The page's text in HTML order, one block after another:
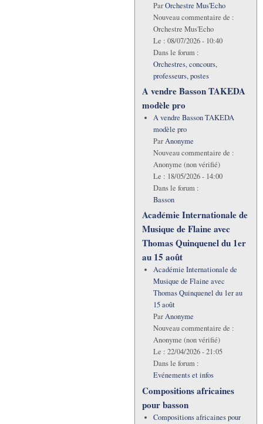
ParOrchestre Mus'Echo
Nouveau commentaire de :
Orchestre Mus'Echo
Le : 08/07/2026 - 10:40
Dans le forum :
Orchestres, concours,
professeurs, postes
A vendre Basson TAKEDA
modèle pro
A vendre Basson TAKEDA
modèle pro
ParAnonyme
Nouveau commentaire de :
Anonyme (non vérifié)
Le : 18/05/2026 - 14:00
Dans le forum :
Basson
Académie Internationale de
Musique de Flaine avec
Thomas Quinquenel du 1er
au 15 août
Académie Internationale de
Musique de Flaine avec
Thomas Quinquenel du 1er au
15 août
ParAnonyme
Nouveau commentaire de :
Anonyme (non vérifié)
Le : 22/04/2026 - 21:05
Dans le forum :
Evénements et infos
Compositions africaines
pour basson
Compositions africaines pour